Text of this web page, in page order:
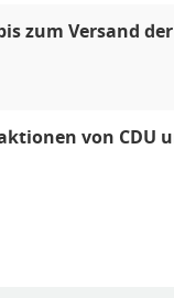
zum Versand
von CDU